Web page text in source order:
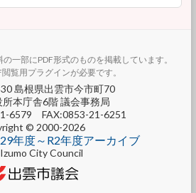
一部にPDF形式のものを掲載しています。
覧用プラグインが必要です。
島根県出雲市今市町70
所本庁舎6階 議会事務局
6579 FAX:0853-21-6251
© 2000-2026
年度～R2年度アーカイブ
City Council